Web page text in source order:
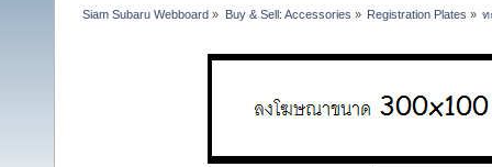
Siam Subaru Webboard » Buy & Sell: Accessories » Registration Plates » ท